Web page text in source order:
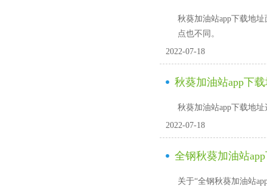
秋葵加油站app下载地址面
点也不同。
2022-07-18
秋葵加油站app下
秋葵加油站app下载地址选购
2022-07-18
全钢秋葵加油站
关于“全钢秋葵加油站